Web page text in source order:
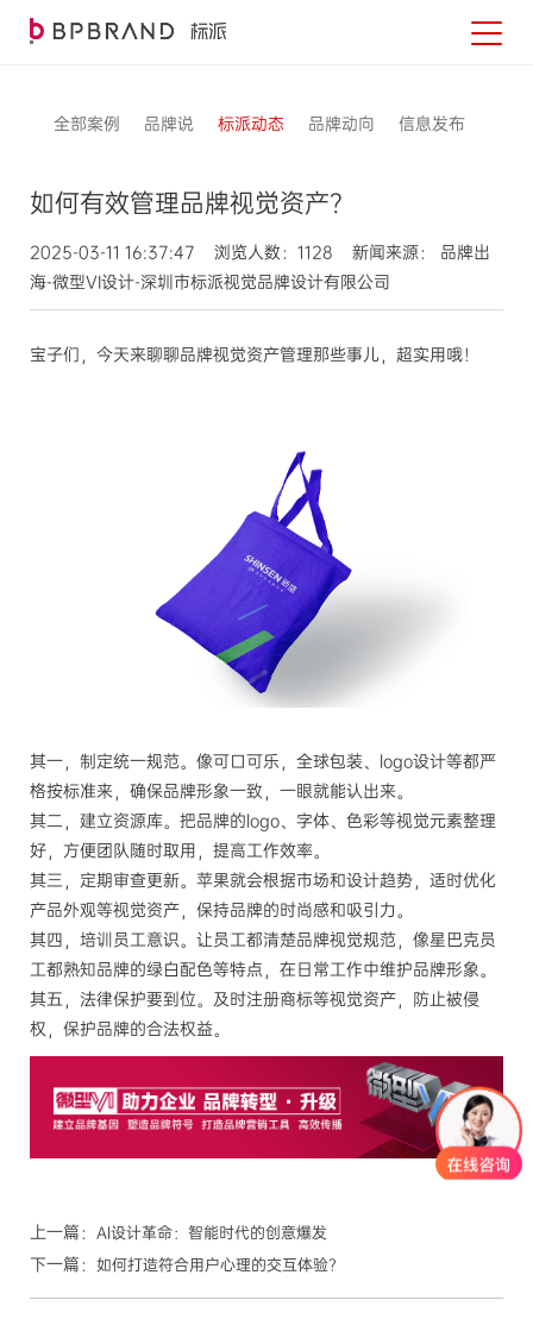
全部案例 品牌说 标派动态 品牌动向 信息发布
如何有效管理品牌视觉资产？
2025-03-11 16:37:47 浏览人数：1128 新闻来源： 品牌出
海-微型VI设计-深圳市标派视觉品牌设计有限公司
宝子们，今天来聊聊品牌视觉资产管理那些事儿，超实用哦！
其一，制定统一规范。像可口可乐，全球包装、logo设计等都严
格按标准来，确保品牌形象一致，一眼就能认出来。
其二，建立资源库。把品牌的logo、字体、色彩等视觉元素整理
好，方便团队随时取用，提高工作效率。
其三，定期审查更新。苹果就会根据市场和设计趋势，适时优化
产品外观等视觉资产，保持品牌的时尚感和吸引力。
其四，培训员工意识。让员工都清楚品牌视觉规范，像星巴克员
工都熟知品牌的绿白配色等特点，在日常工作中维护品牌形象。
其五，法律保护要到位。及时注册商标等视觉资产，防止被侵
权，保护品牌的合法权益。
上一篇： AI设计革命：智能时代的创意爆发
下一篇： 如何打造符合用户心理的交互体验？